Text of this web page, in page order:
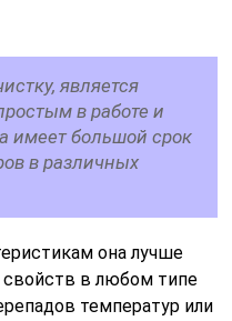
является
в работе и
имеет большой срок
в различных
она лучше
свойств в любом типе
температур или